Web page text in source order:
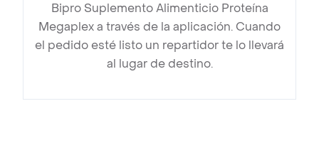
Bipro Suplemento Alimenticio Proteína
Megaplex a través de la aplicación. Cuando
el pedido esté listo un repartidor te lo llevará
al lugar de destino.